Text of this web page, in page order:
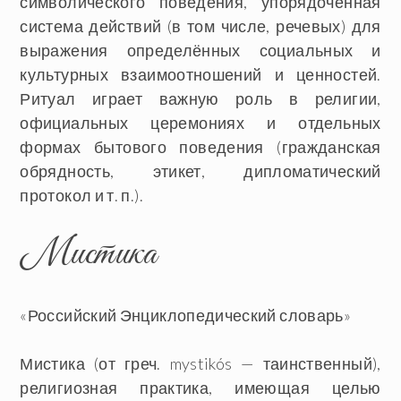
система действий (в том числе, речевых) для
выражения определённых социальных и
культурных взаимоотношений и ценностей.
Ритуал играет важную роль в религии,
официальных церемониях и отдельных
формах бытового поведения (гражданская
обрядность, этикет, дипломатический
протокол и т. п.).
Мистика
«Российский Энциклопедический словарь»
Мистика (от греч. mystikós — таинственный),
религиозная практика, имеющая целью